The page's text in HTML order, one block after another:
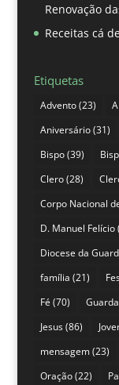
Renovação
Receitas cá
Etiquetas
Advento(23)
Aniversário(31)
Bispo(39)
Clero(28)
Corpo Nacional
D. Manuel Felício
Diocese da
família (21)
Fé (70) Guarda
Jesus(86)
mensagem(23)
Oração(22)